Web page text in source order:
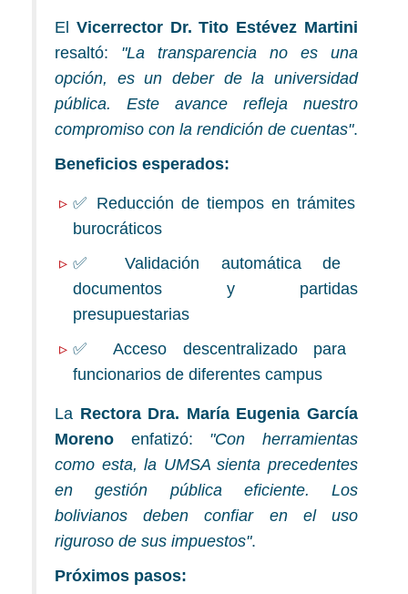
El Vicerrector Dr. Tito Estévez Martini
resaltó: "La transparencia no es una
opción, es un deber de la universidad
pública. Este avance refleja nuestro
compromiso con la rendición de cuentas".
Beneficios esperados:
✅ Reducción de tiempos en trámites
burocráticos
✅ Validación automática de
documentos y partidas
presupuestarias
✅ Acceso descentralizado para
funcionarios de diferentes campus
La Rectora Dra. María Eugenia García
Moreno enfatizó: "Con herramientas
como esta, la UMSA sienta precedentes
en gestión pública eficiente. Los
bolivianos deben confiar en el uso
riguroso de sus impuestos".
Próximos pasos: